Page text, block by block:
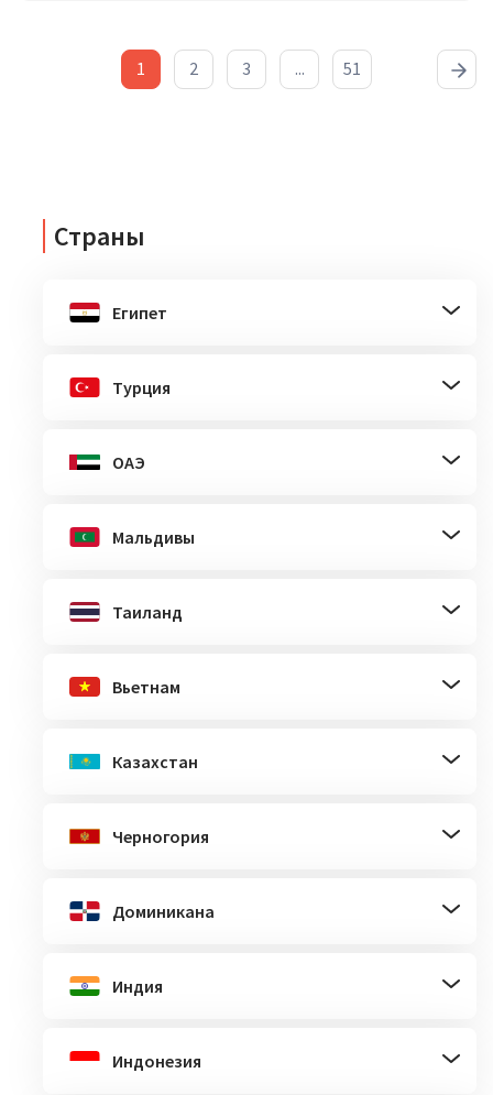
1 2 3 ... 51
Страны
Египет
Турция
ОАЭ
Мальдивы
Таиланд
Вьетнам
Казахстан
Черногория
Доминикана
Индия
Индонезия